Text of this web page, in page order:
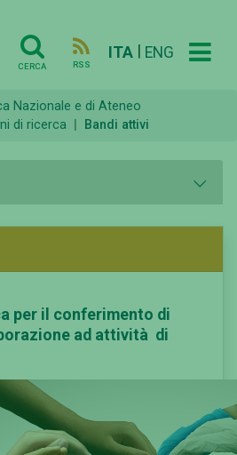
CERCA RSS
ITA ENG
Nazionale e di Ateneo
di ricerca
Bandi attivi
per il conferimento di
ad attività di